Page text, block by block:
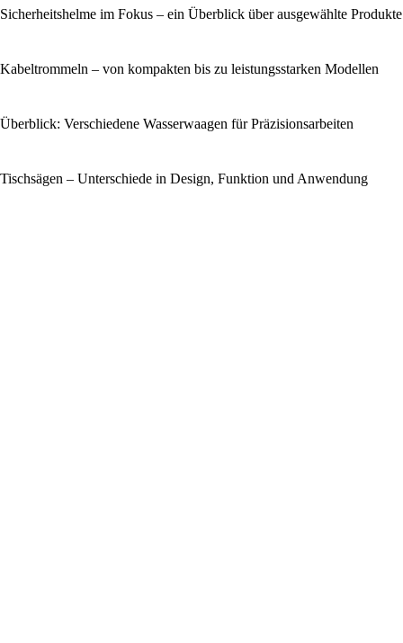
Sicherheitshelme im Fokus – ein Überblick über ausgewählte Produkte
Kabeltrommeln – von kompakten bis zu leistungsstarken Modellen
Überblick: Verschiedene Wasserwaagen für Präzisionsarbeiten
Tischsägen – Unterschiede in Design, Funktion und Anwendung